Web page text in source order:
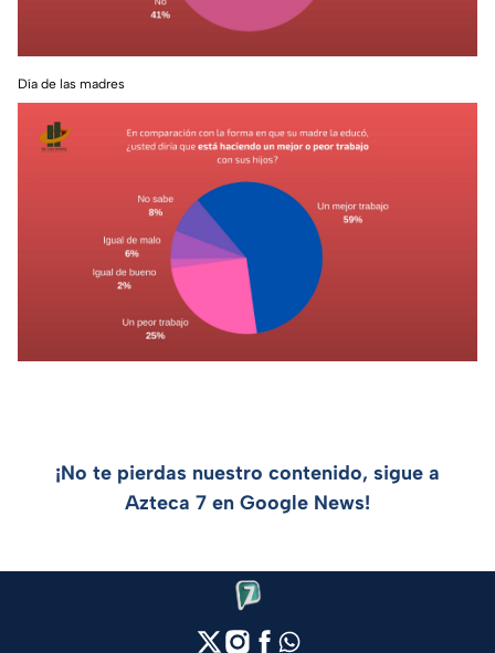
Día de las madres
¡No te pierdas nuestro contenido, sigue a
Azteca 7 en Google News!